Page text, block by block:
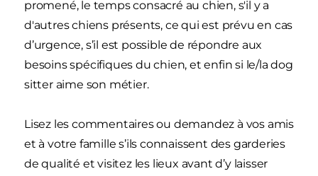
promené, le temps consacré au chien, s'il y a
d'autres chiens présents, ce qui est prévu en cas
d’urgence, s’il est possible de répondre aux
besoins spécifiques du chien, et enfin si le/la dog
sitter aime son métier.
Lisez les commentaires ou demandez à vos amis
et à votre famille s’ils connaissent des garderies
de qualité et visitez les lieux avant d’y laisser